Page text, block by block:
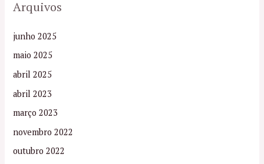
Arquivos
junho 2025
maio 2025
abril 2025
abril 2023
março 2023
novembro 2022
outubro 2022